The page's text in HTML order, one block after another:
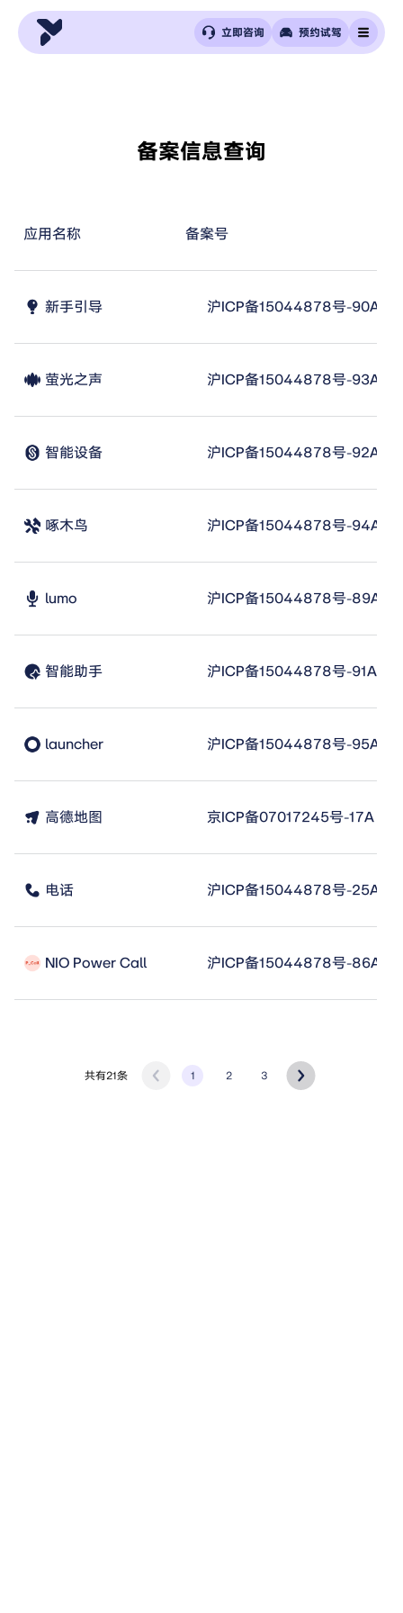
立即咨询 预约试驾
备案信息查询
应用名称 备案号
新手引导 沪ICP备15044878号-90A
萤光之声 沪ICP备15044878号-93A
智能设备 沪ICP备15044878号-92A
啄木鸟 沪ICP备15044878号-94A
lumo 沪ICP备15044878号-89A
智能助手 沪ICP备15044878号-91A
launcher 沪ICP备15044878号-95A
高德地图 京ICP备07017245号-17A
电话 沪ICP备15044878号-25A
NIO Power Call 沪ICP备15044878号-86A
共有21条 1 2 3